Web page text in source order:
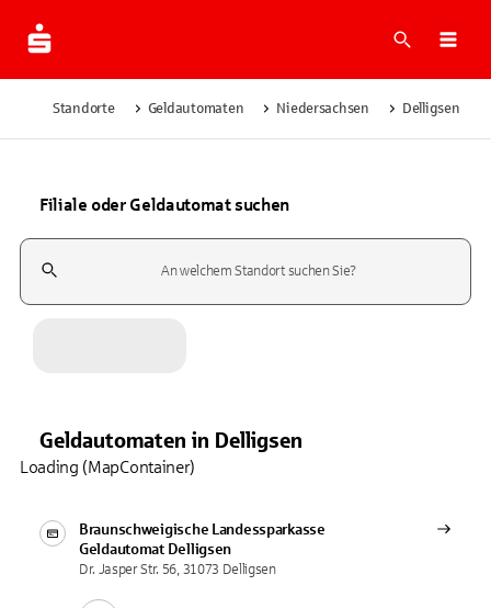
Suche
Standorte Geldautomaten Niedersachsen Delligsen
Filiale oder Geldautomat suchen
Suchfeld
Geldautomaten in Delligsen
Braunschweigische Landessparkasse
Geldautomat Delligsen
Dr. Jasper Str. 56, 31073 Delligsen
Loading (MapContainer)